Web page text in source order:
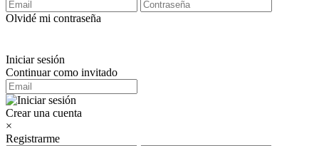
Olvidé mi contraseña
Iniciar sesión
Continuar como invitado
Crear una cuenta
×
Registrarme